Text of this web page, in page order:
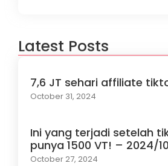
Latest Posts
7,6 JT sehari affiliate
October 31, 2024
Ini yang terjadi setelah
punya 1500 VT! – 2024/
October 27, 2024